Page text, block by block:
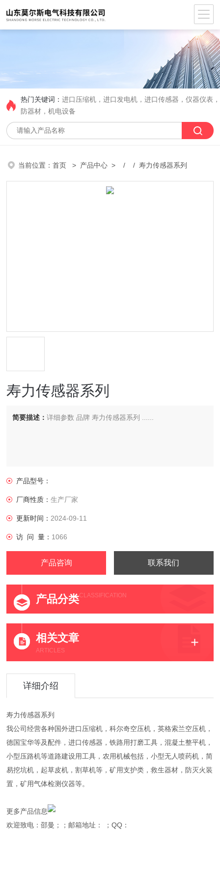
热门关键词：进口压缩机，进口发电机，进口传感器，仪器仪表
防器材，机电设备
当前位置：首页 > 产品中心 > / / 寿力传感器系列
寿力传感器系列
简要描述：详细参数 品牌 寿力传感器系列 ......
产品型号：
厂商性质：生产厂家
更新时间： 2024-09-11
访 问 量： 1066
产品咨询 联系我们
产品分类CLASSIFICATION
相关文章
ARTICLES
详细介绍
寿力传感器系列
我公司经营各种国外进口压缩机，科尔奇空压机，英格索兰空压机，
德国宝华等及配件，进口传感器，铁路用打磨工具，混凝土整平机，
小型压路机等道路建设用工具，农用机械包括，小型无人喷药机，简
易挖坑机，起草皮机，割草机等，矿用支护类，救生器材，防灭火装
置，矿用气体检测仪器等。
更多产品信息
欢迎致电：邵曼；；邮箱地址： ；QQ：